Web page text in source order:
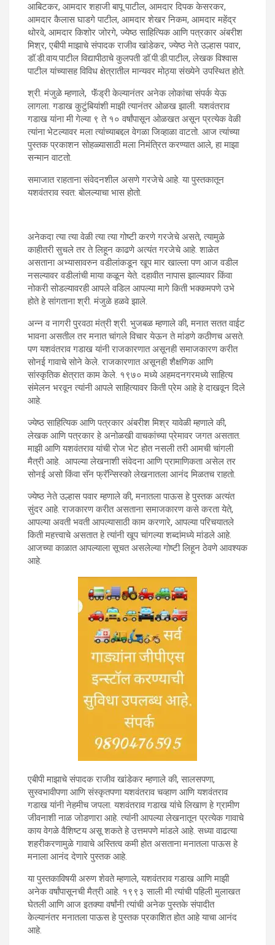
आबिटकर, आमदार शहाजी बापू पाटील, आमदार दिपक केसरकर,
आमदार कैलास घाडगे पाटील, आमदार शेखर निकम, आमदार महेंद्र
थोरवे, आमदार किशोर जोरगे, ज्येष्ठ साहित्यिक आणि पत्रकार अंबरीश
मिश्र, एबीपी माझाचे संपादक राजीव खांडेकर, ज्येष्ठ नेते उल्हास पवार,
डॉ.डी.वाय.पाटील विद्यापीठाचे कुलपती डॉ.पी.डी.पाटील, लेखक विश्वास
पाटील यांच्यासह विविध क्षेत्रातील मान्यवर मोठ्या संख्येने उपस्थित होते.
श्री. मंजुळे म्हणाले, फॅंड्री केल्यानंतर अनेक लोकांचा संपर्क येऊ
लागला. गडाख कुटुंबियांशी माझी त्यानंतर ओळख झाली. यशवंतराव
गडाख यांना मी गेल्या ९ ते १० वर्षांपासून ओळखत असून प्रत्येक वेळी
त्यांना भेटल्यावर मला त्यांच्याबद्दल वेगळा जिव्हाळा वाटतो. आज त्यांच्या
पुस्तक प्रकाशन सोहळ्यासाठी मला निमंत्रित करण्यात आले, हा माझा
सन्मान वाटतो.
समाजात राहताना संवेदनशील असणे गरजेचे आहे. या पुस्तकातून
यशवंतराव स्वत: बोलल्याचा भास होतो.
अनेकदा त्या त्या वेळी त्या त्या गोष्टी करणे गरजेचे असते, त्यामुळे
काहीतरी सुचले तर ते लिहून काढणे अत्यंत गरजेचे आहे. शाळेत
असताना अभ्यासावरुन वडीलांकडून खूप मार खाल्ला पण आज वडील
नसल्यावर वडीलांची माया कळून येते. दहावीत नापास झाल्यावर किंवा
नोकरी सोडल्यावरही आपले वडिल आपल्या मागे किती भक्कमपणे उभे
होते हे सांगताना श्री. मंजुळे हळवे झाले.
अन्न व नागरी पुरवठा मंत्री श्री. भुजबळ म्हणाले की, मनात सतत वाईट
भावना असतील तर मनात चांगले विचार येऊन ते मांडणे कठीणच असते.
पण यशवंतराव गडाख यांनी राजकारणात असूनही समाजकारण करीत
सोनई गावाचे सोने केले. राजकारणात असूनही शैक्षणिक आणि
सांस्कृतिक क्षेत्रात काम केले. १९७० मध्ये अहमदनगरमध्ये साहित्य
संमेलन भरवून त्यांनी आपले साहित्यावर किती प्रेम आहे हे दाखवून दिले
आहे.
ज्येष्ठ साहित्यिक आणि पत्रकार अंबरीश मिश्र यावेळी म्हणाले की,
लेखक आणि पत्रकार हे अनोळखी वाचकांच्या प्रेमावर जगत असतात.
माझी आणि यशवंतराव यांची रोज भेट होत नसली तरी आमची चांगली
मैत्री आहे. आपल्या लेखनाशी संवेदना आणि प्रामाणिकता असेल तर
सोनई असो किंवा सॅन फ्रॅन्सिस्को लेखनातला आनंद मिळतच राहतो.
ज्येष्ठ नेते उल्हास पवार म्हणाले की, मनातला पाऊस हे पुस्तक अत्यंत
सुंदर आहे. राजकारण करीत असताना समाजकारण कसे करता येते,
आपल्या अवती भवती आपल्यासाठी काम करणारे, आपल्या परिचयातले
किती महत्त्वाचे असतात हे त्यांनी खूप चांगल्या शब्दांमध्ये मांडले आहे.
आजच्या काळात आपल्याला सूचत असलेल्या गोष्टी लिहून ठेवणे आवश्यक
आहे.
एबीपी माझाचे संपादक राजीव खांडेकर म्हणाले की, सालसपणा,
सुस्वभावीपणा आणि संस्कृतपणा यशवंतराव चव्हाण आणि यशवंतराव
गडाख यांनी नेहमीच जपला. यशवंतराव गडाख यांचे लिखाण हे ग्रामीण
जीवनाशी नाळ जोडणारा आहे. त्यांनी आपल्या लेखनातून प्रत्येक गावाचे
काय वेगळे वैशिष्टय असू शकते हे उत्तमपणे मांडले आहे. सध्या वाढत्या
शहरीकरणामुळे गावाचे अस्तित्व कमी होत असताना मनातला पाऊस हे
मनाला आनंद देणारे पुस्तक आहे.
या पुस्तकाविषयी अरुण शेवते म्हणाले, यशवंतराव गडाख आणि माझी
अनेक वर्षांपासूनची मैत्री आहे. १९९३ साली मी त्यांची पहिली मुलाखत
घेतली आणि आज इतक्या वर्षांनी त्यांची अनेक पुस्तके संपादीत
केल्यानंतर मनातला पाऊस हे पुस्तक प्रकाशित होत आहे याचा आनंद
आहे.